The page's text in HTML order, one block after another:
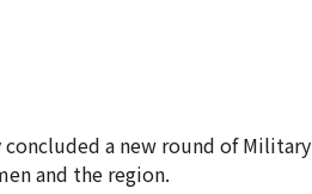
concluded a new round of
and the region.